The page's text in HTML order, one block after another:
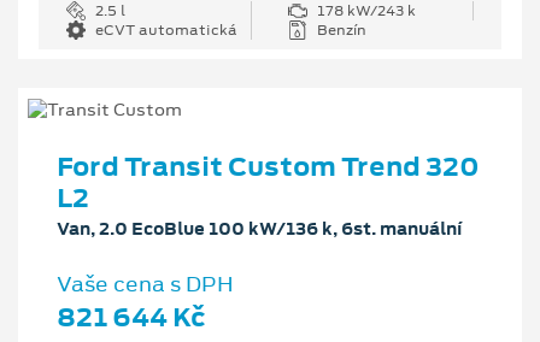
2.5 l
178 kW/243 k
eCVT automatická
Benzín
Ford Transit Custom Trend 320
L2
Van, 2.0 EcoBlue 100 kW/136 k, 6st. manuální
Vaše cena s DPH
821 644 Kč